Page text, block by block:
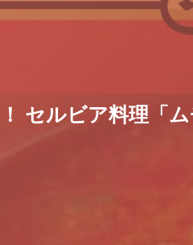
！ セルビア料理「